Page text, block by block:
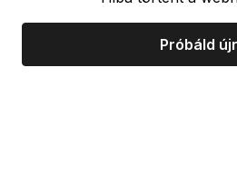
Próbáld